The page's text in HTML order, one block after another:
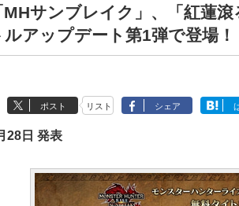
MHサンブレイク」、「紅蓮
ルアップデート第1弾で登場
ポスト リスト シェア
28日 発表